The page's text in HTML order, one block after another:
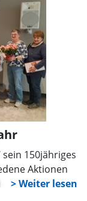
150jähriges
Aktionen
nun im